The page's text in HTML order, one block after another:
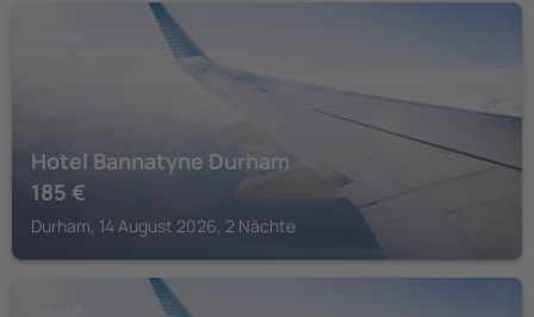
Hotel Bannatyne Durham
185 €
Durham, 14 August 2026, 2 Nächte